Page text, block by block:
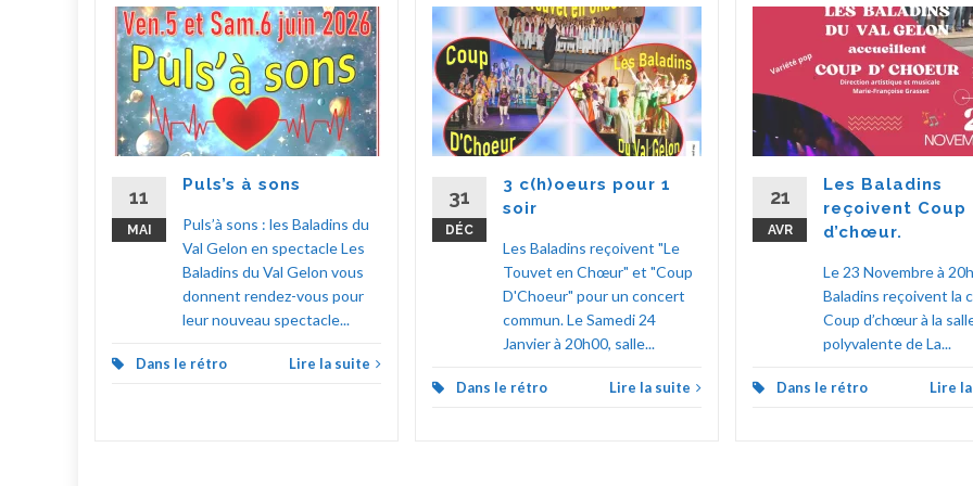
11
MAI
Puls’s à sons
Puls’à sons : les Baladins du
Val Gelon en spectacle Les
Baladins du Val Gelon vous
donnent rendez-vous pour
leur nouveau spectacle...
Dans le rétro Lire la suite
31
DÉC
3 c(h)oeurs pour 1
soir
Les Baladins reçoivent "Le
Touvet en Chœur" et "Coup
D'Choeur" pour un concert
commun. Le Samedi 24
Janvier à 20h00, salle...
Dans le rétro Lire la suite
21
AVR
Les Baladins
reçoivent Coup
d’chœur.
Le 23 Novembre à
Baladins reçoivent la
Coup d’chœur à la
polyvalente de La...
Dans le rétro Lire